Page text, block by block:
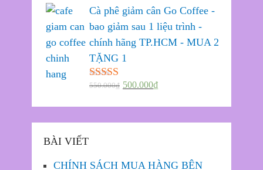
sao
Cà phê giảm cân Go Coffee -
bao giảm sau 1 liệu trình -
chính hãng TP.HCM - MUA 2
TẶNG 1
Được xếp
sao
550.000₫ 500.000₫
BÀI VIẾT
CHÍNH SÁCH MUA HÀNG BÊN